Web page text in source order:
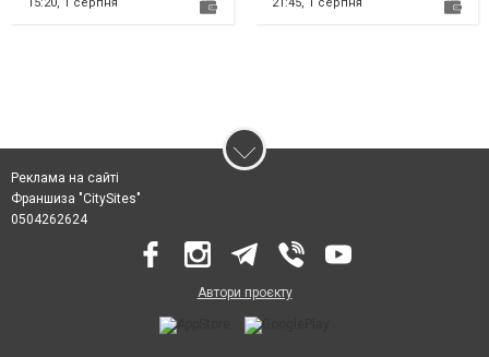
15:20, 1 серпня
21:45, 1 серпня
Реклама на сайті
Франшиза "CitySites"
0504262624
Автори проєкту